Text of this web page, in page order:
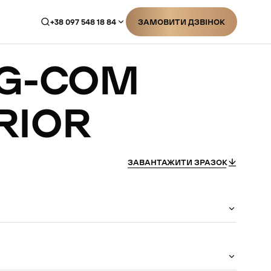
+38 097 548 18 84 ЗАМОВИТИ ДЗВІНОК
COM
ЗАВАНТАЖИТИ ЗРАЗОК